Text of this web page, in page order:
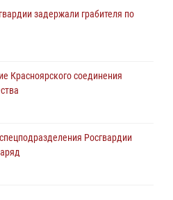
задержали грабителя по
Красноярского соединения
Росгвардии